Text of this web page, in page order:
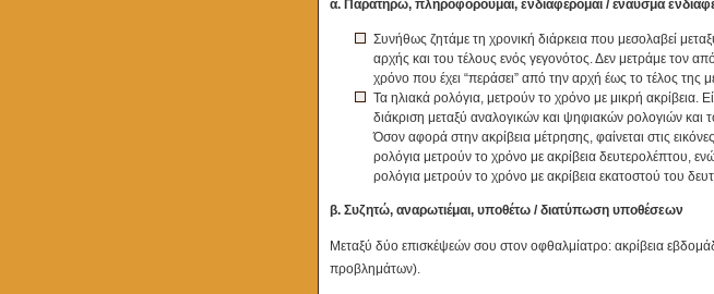
α. Παρατηρώ, πληροφορούμαι, ενδιαφέρομαι / έναυσμα
Συνήθως ζητάμε τη χρονική διάρκεια που μεσολαβεί
αρχής και του τέλους ενός γεγονότος. Δεν μετράμε τον
χρόνο που έχει “περάσει” από την αρχή έως το τέλος της
Τα ηλιακά ρολόγια, μετρούν το χρόνο με μικρή ακρίβεια.
διάκριση μεταξύ αναλογικών και ψηφιακών ρολογιών και
Όσον αφορά στην ακρίβεια μέτρησης, φαίνεται στις
ρολόγια μετρούν το χρόνο με ακρίβεια δευτερολέπτου,
ρολόγια μετρούν το χρόνο με ακρίβεια εκατοστού του
β. Συζητώ, αναρωτιέμαι, υποθέτω / διατύπωση υποθέσεων
Μεταξύ δύο επισκέψεών σου στον οφθαλμίατρο: ακρίβεια
προβλημάτων).